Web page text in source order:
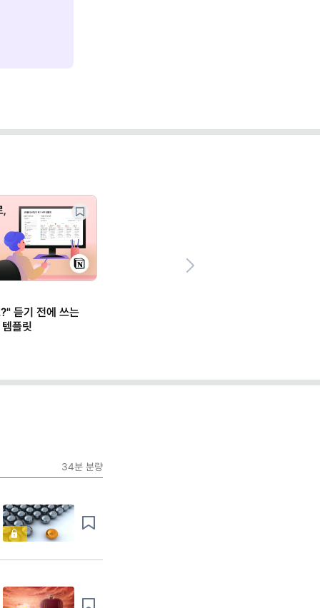
잘 만든 템플릿 129종, 일 년 치
야근을 막는다
34분 분량